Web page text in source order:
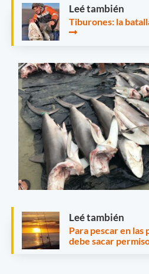
Leé también
Tiburones: la
Leé también
Para pescar en las
debe sacar